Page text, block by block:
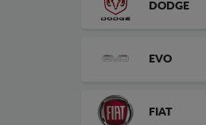
DODGE
EVO
FIAT